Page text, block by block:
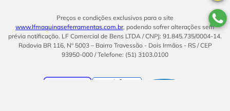
Preços e condições exclusivos para o site
www.lfmaquinaseferramentas.com.br, podendo sofrer alterações sem
prévia notificação. LF Comercial de Bens LTDA / CNPJ: 91.845.735/0004-14.
Rodovia BR 116, Nº 5003 – Bairro Travessão - Dois Irmãos - RS / CEP
93950-000 / Telefone: (51) 3103.0100